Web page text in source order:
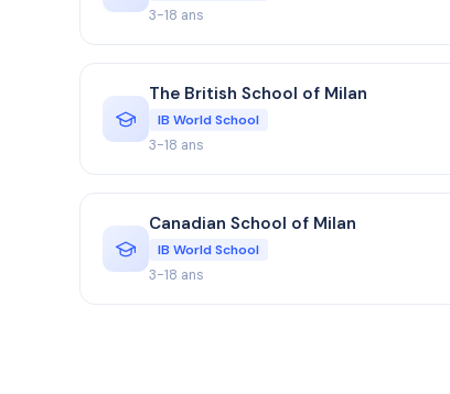
3-18 ans
The British School of Milan
IB World School
3-18 ans
Canadian School of Milan
IB World School
3-18 ans